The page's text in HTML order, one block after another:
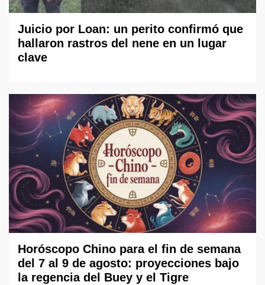
Juicio por Loan: un perito confirmó que
hallaron rastros del nene en un lugar
clave
Horóscopo Chino para el fin de semana
del 7 al 9 de agosto: proyecciones bajo
la regencia del Buey y el Tigre